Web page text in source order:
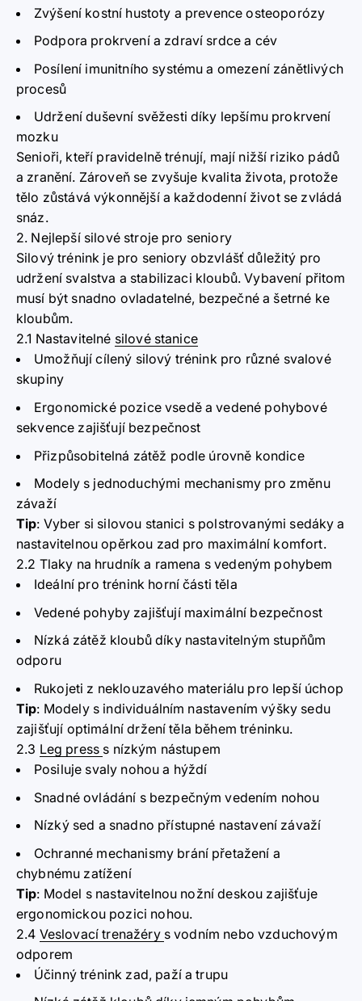
Zvýšení kostní hustoty a prevence osteoporózy
Podpora prokrvení a zdraví srdce a cév
Posílení imunitního systému a omezení zánětlivých
procesů
Udržení duševní svěžesti díky lepšímu prokrvení
mozku
Senioři, kteří pravidelně trénují, mají nižší riziko pádů
a zranění. Zároveň se zvyšuje kvalita života, protože
tělo zůstává výkonnější a každodenní život se zvládá
snáz.
2. Nejlepší silové stroje pro seniory
Silový trénink je pro seniory obzvlášť důležitý pro
udržení svalstva a stabilizaci kloubů. Vybavení přitom
musí být snadno ovladatelné, bezpečné a šetrné ke
kloubům.
2.1 Nastavitelné silové stanice
Umožňují cílený silový trénink pro různé svalové
skupiny
Ergonomické pozice vsedě a vedené pohybové
sekvence zajišťují bezpečnost
Přizpůsobitelná zátěž podle úrovně kondice
Modely s jednoduchými mechanismy pro změnu
závaží
Tip: Vyber si silovou stanici s polstrovanými sedáky a
nastavitelnou opěrkou zad pro maximální komfort.
2.2 Tlaky na hrudník a ramena s vedeným pohybem
Ideální pro trénink horní části těla
Vedené pohyby zajišťují maximální bezpečnost
Nízká zátěž kloubů díky nastavitelným stupňům
odporu
Rukojeti z neklouzavého materiálu pro lepší úchop
Tip: Modely s individuálním nastavením výšky sedu
zajišťují optimální držení těla během tréninku.
2.3 Leg press s nízkým nástupem
Posiluje svaly nohou a hýždí
Snadné ovládání s bezpečným vedením nohou
Nízký sed a snadno přístupné nastavení závaží
Ochranné mechanismy brání přetažení a
chybnému zatížení
Tip: Model s nastavitelnou nožní deskou zajišťuje
ergonomickou pozici nohou.
2.4 Veslovací trenažéry s vodním nebo vzduchovým
odporem
Účinný trénink zad, paží a trupu